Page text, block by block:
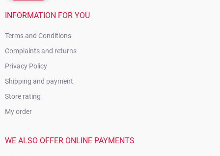
INFORMATION FOR YOU
Terms and Conditions
Complaints and returns
Privacy Policy
Shipping and payment
Store rating
My order
WE ALSO OFFER ONLINE PAYMENTS